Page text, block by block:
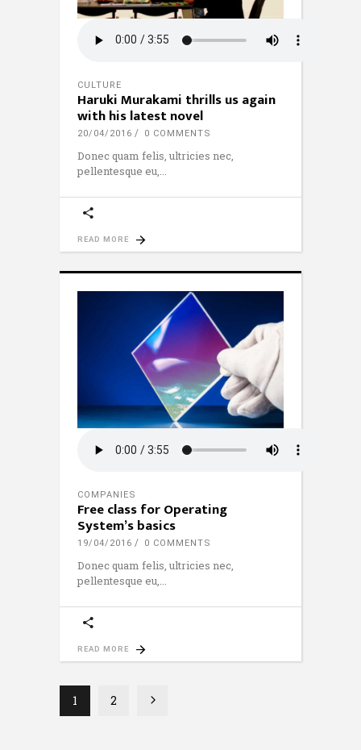
CULTURE
Haruki Murakami thrills us again
with his latest novel
20/04/2016 0 COMMENTS
Donec quam felis, ultricies nec,
pellentesque eu,
READ MORE
COMPANIES
Free class for Operating
System’s basics
19/04/2016 0 COMMENTS
Donec quam felis, ultricies nec,
pellentesque eu,
READ MORE
1 2